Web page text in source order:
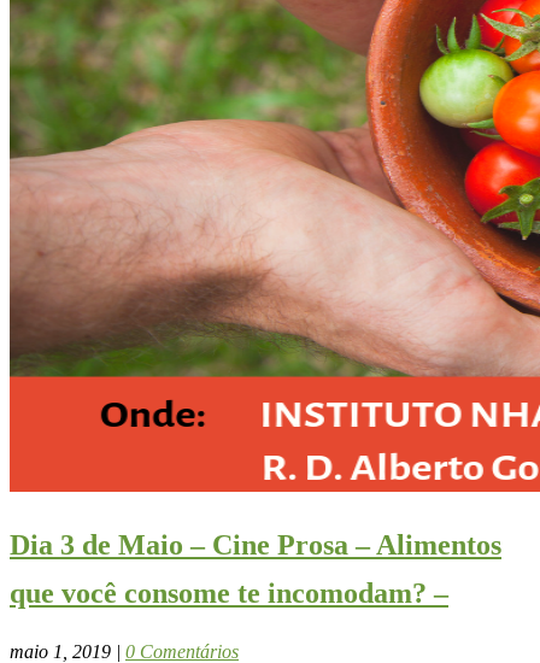
Dia 3 de Maio – Cine Prosa – Alimentos
que você consome te incomodam? –
maio 1, 2019 | 0 Comentários